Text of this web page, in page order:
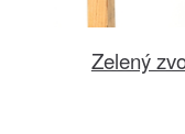
Zelený